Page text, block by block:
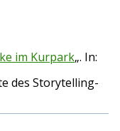
im Kurpark„. In:
des Storytelling-